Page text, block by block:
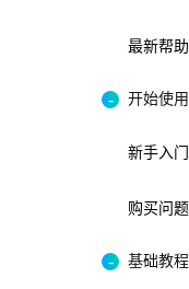
最新帮助
开始使用
新手入门
购买问题
基础教程